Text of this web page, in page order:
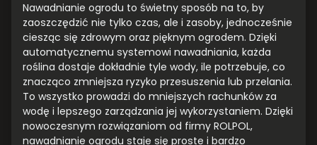
Nawadnianie ogrodu to świetny sposób na to, by
zaoszczędzić nie tylko czas, ale i zasoby, jednocześnie
ciesząc się zdrowym oraz pięknym ogrodem. Dzięki
automatycznemu systemowi nawadniania, każda
roślina dostaje dokładnie tyle wody, ile potrzebuje, co
znacząco zmniejsza ryzyko przesuszenia lub przelania.
To wszystko prowadzi do mniejszych rachunków za
wodę i lepszego zarządzania jej wykorzystaniem. Dzięki
nowoczesnym rozwiązaniom od firmy ROLPOL,
nawadnianie ogrodu staje się proste i bardzo